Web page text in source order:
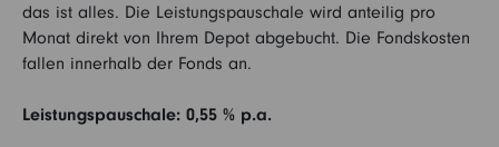
das ist alles. Die Leistungspauschale wird anteilig pro
Monat direkt von Ihrem Depot abgebucht. Die Fondskosten
fallen innerhalb der Fonds an.
Leistungspauschale: 0,55 % p.a.